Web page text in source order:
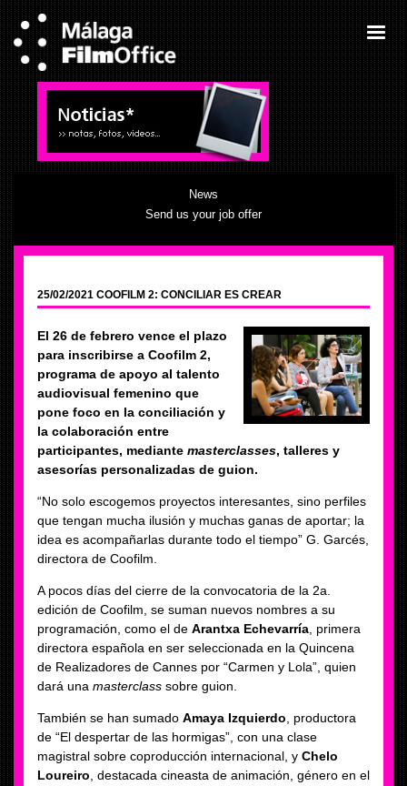
News
Send us your job offer
25/02/2021 COOFILM 2: CONCILIAR ES CREAR
El 26 de febrero vence el plazo
para inscribirse a Coofilm 2,
programa de apoyo al talento
audiovisual femenino que
pone foco en la conciliación y
la colaboración entre
participantes, mediante masterclasses, talleres y
asesorías personalizadas de guion.
“No solo escogemos proyectos interesantes, sino perfiles
que tengan mucha ilusión y muchas ganas de aportar; la
idea es acompañarlas durante todo el tiempo” G. Garcés,
directora de Coofilm.
A pocos días del cierre de la convocatoria de la 2a.
edición de Coofilm, se suman nuevos nombres a su
programación, como el de Arantxa Echevarría , primera
directora española en ser seleccionada en la Quincena
de Realizadores de Cannes por “Carmen y Lola”, quien
dará una masterclass sobre guion.
También se han sumado Amaya Izquierdo , productora
de “El despertar de las hormigas”, con una clase
magistral sobre coproducción internacional, y Chelo
Loureiro , destacada cineasta de animación, género en el